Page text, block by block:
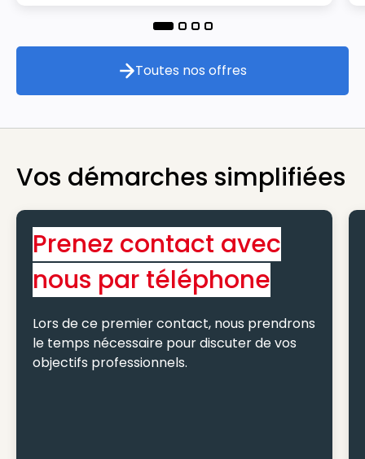
Toutes nos offres
Toutes nos offres
Vos démarches simplifiées
Prenez contact avec
nous par téléphone
Lors de ce premier contact, nous prendrons
le temps nécessaire pour discuter de vos
objectifs professionnels.